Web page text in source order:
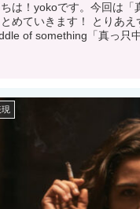
は！yokoです。今回は「
めていきます！ とりあ
of something「真っ只